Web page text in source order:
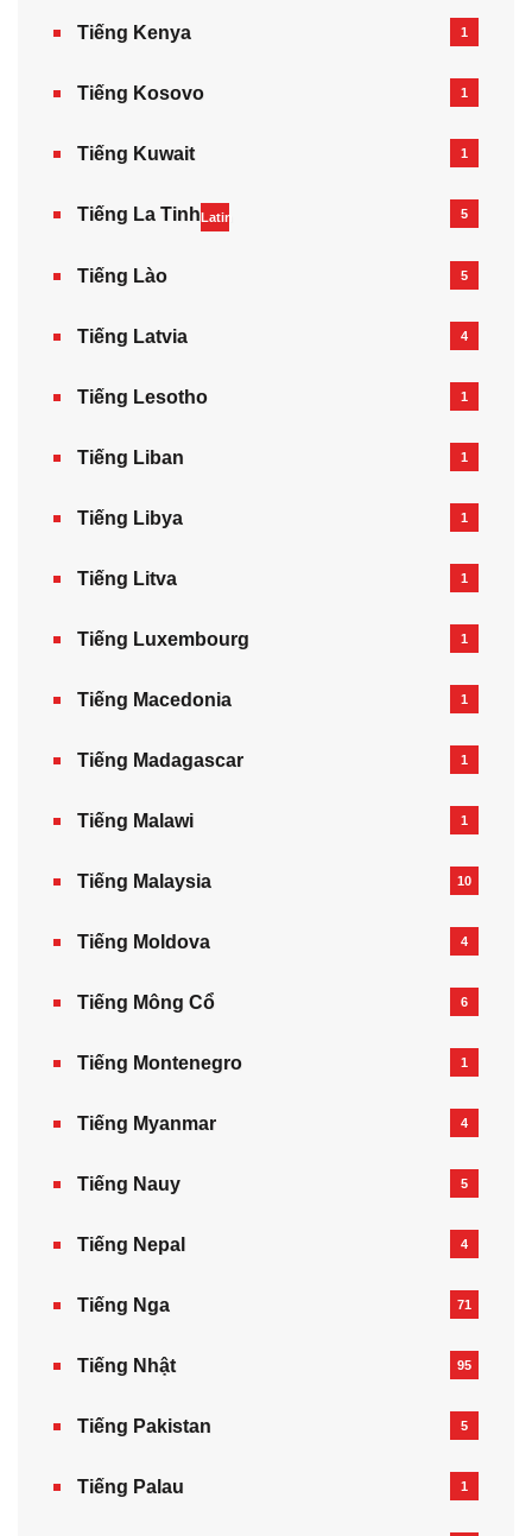
Tiếng Kenya 1
Tiếng Kosovo 1
Tiếng Kuwait 1
Tiếng La Tinh Latin 5
Tiếng Lào 5
Tiếng Latvia 4
Tiếng Lesotho 1
Tiếng Liban 1
Tiếng Libya 1
Tiếng Litva 1
Tiếng Luxembourg 1
Tiếng Macedonia 1
Tiếng Madagascar 1
Tiếng Malawi 1
Tiếng Malaysia 10
Tiếng Moldova 4
Tiếng Mông Cổ 6
Tiếng Montenegro 1
Tiếng Myanmar 4
Tiếng Nauy 5
Tiếng Nepal‎ 4
Tiếng Nga 71
Tiếng Nhật 95
Tiếng Pakistan 5
Tiếng Palau 1